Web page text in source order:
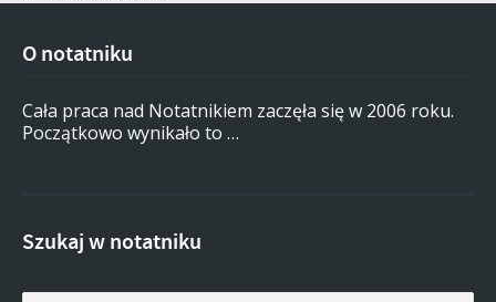
O notatniku
Cała praca nad Notatnikiem zaczęła się w 2006 roku.
Początkowo wynikało to …
Szukaj w notatniku